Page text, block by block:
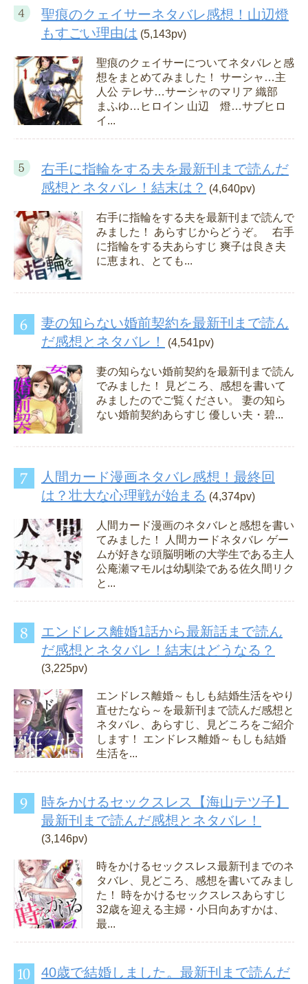
聖痕のクェイサーネタバレ感想！山辺燈
もすごい理由は (5,143pv)
聖痕のクェイサーについてネタバレと感
想をまとめてみました！ サーシャ…主
人公 テレサ…サーシャのマリア 織部
まふゆ…ヒロイン 山辺 燈…サブヒロ
イ...
右手に指輪をする夫を最新刊まで読んだ
感想とネタバレ！結末は？ (4,640pv)
右手に指輪をする夫を最新刊まで読んで
みました！ あらすじからどうぞ。 右手
に指輪をする夫あらすじ 爽子は良き夫
に恵まれ、とても...
妻の知らない婚前契約を最新刊まで読ん
だ感想とネタバレ！
(4,541pv)
妻の知らない婚前契約を最新刊まで読ん
でみました！ 見どころ、感想を書いて
みましたのでご覧ください。 妻の知ら
ない婚前契約あらすじ 優しい夫・碧...
人間カード漫画ネタバレ感想！最終回
は？壮大な心理戦が始まる (4,374pv)
人間カード漫画のネタバレと感想を書い
てみました！ 人間カードネタバレ ゲー
ムが好きな頭脳明晰の大学生である主人
公庵瀬マモルは幼馴染である佐久間リク
と...
エンドレス離婚1話から最新話まで読ん
だ感想とネタバレ！結末はどうなる？
(3,225pv)
エンドレス離婚～もしも結婚生活をやり
直せたなら～を最新刊まで読んだ感想と
ネタバレ、あらすじ、見どころをご紹介
します！ エンドレス離婚～もしも結婚
生活を...
時をかけるセックスレス【海山テツ子】
最新刊まで読んだ感想とネタバレ！
(3,146pv)
時をかけるセックスレス最新刊までのネ
タバレ、見どころ、感想を書いてみまし
た！ 時をかけるセックスレスあらすじ
32歳を迎える主婦・小日向あすかは、
最...
40歳で結婚しました。最新刊まで読んだ